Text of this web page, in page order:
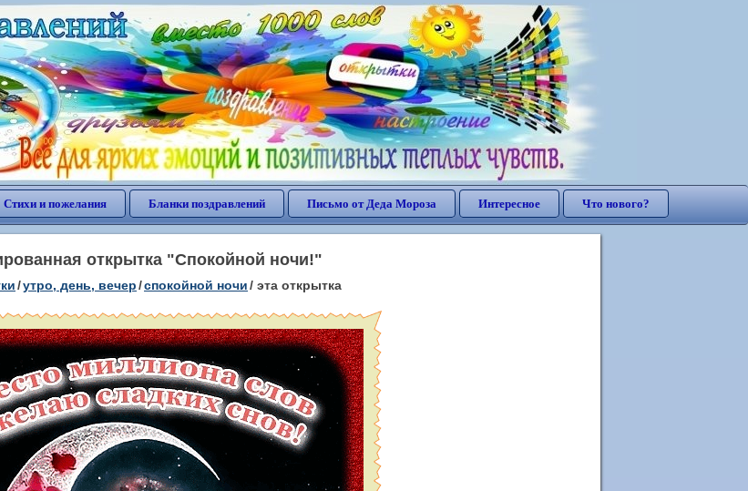
Стихи и пожелания Бланки поздравлений Письмо от Деда Мороза Интересное Что нового?
открытка "Спокойной ночи!"
/утро, день, вечер/спокойной ночи/ эта открытка